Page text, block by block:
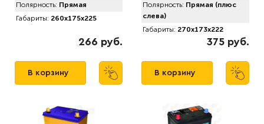
Полярность: Прямая
Габариты: 260x175x225
266 руб.
В корзину
Полярность: Прямая (плюс
слева)
Габариты: 270x173x222
375 руб.
В корзину